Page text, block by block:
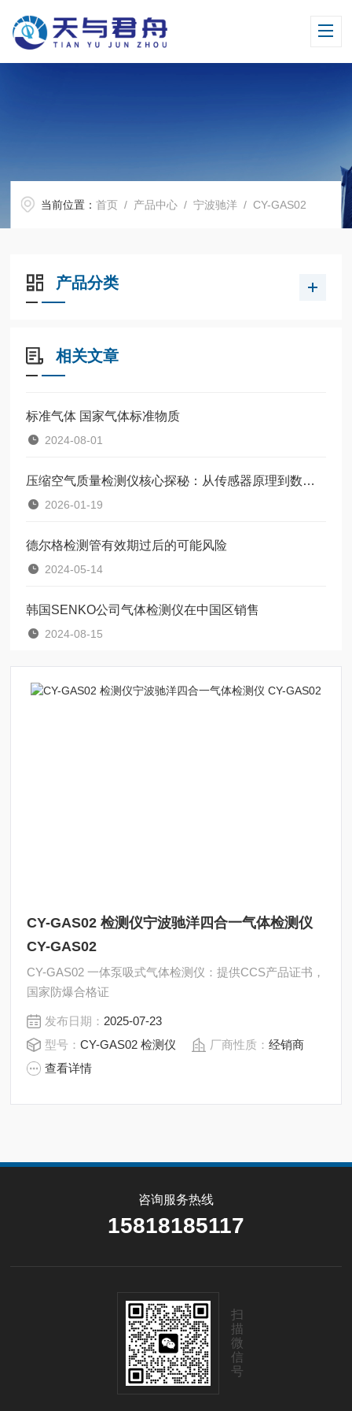
当前位置：首页 / 产品中心 /宁波驰洋 /CY-GAS02
产品分类
相关文章
标准气体 国家气体标准物质
2024-08-01
压缩空气质量检测仪核心探秘：从传感器原理到数据处理流程
2026-01-19
德尔格检测管有效期过后的可能风险
2024-05-14
韩国SENKO公司气体检测仪在中国区销售
2024-08-15
CY-GAS02 检测仪宁波驰洋四合一气体检测仪
CY-GAS02
CY-GAS02 一体泵吸式气体检测仪：提供CCS产品证书，
国家防爆合格证
发布日期： 2025-07-23
型号：CY-GAS02 检测仪 厂商性质：经销商
查看详情
咨询服务热线
15818185117
扫
描
微
信
号